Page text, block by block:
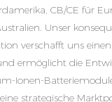
CB/CE für
Unser
verschafft uns
ermöglicht die
Ionen-
strategische